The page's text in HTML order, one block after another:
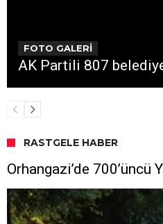
FOTO GALERİ
AK Partili 807
RASTGELE HABER
Orhangazi’de 700’üncü